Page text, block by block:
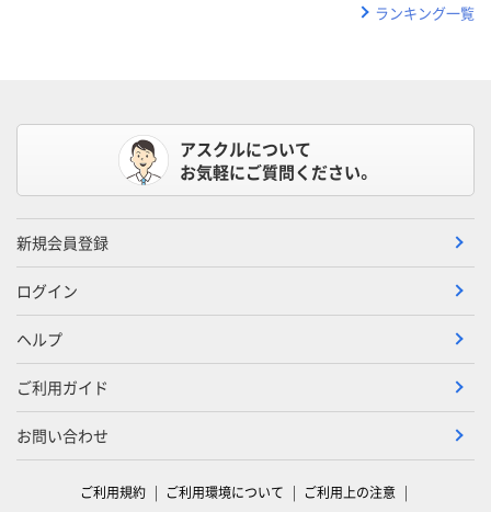
ランキング一覧
アスクルについて
お気軽にご質問ください。
新規会員登録
ログイン
ヘルプ
ご利用ガイド
お問い合わせ
ご利用規約 ご利用環境について ご利用上の注意